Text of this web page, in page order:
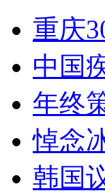
重庆
中国
年终
悼念
韩国